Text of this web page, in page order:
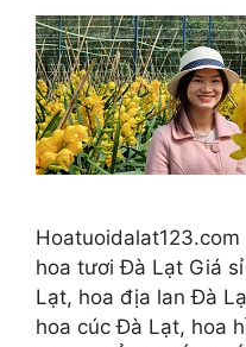
hoa tươi Đà Lạt Giá
Lạt, hoa địa lan Đà
hoa cúc Đà Lạt, hoa